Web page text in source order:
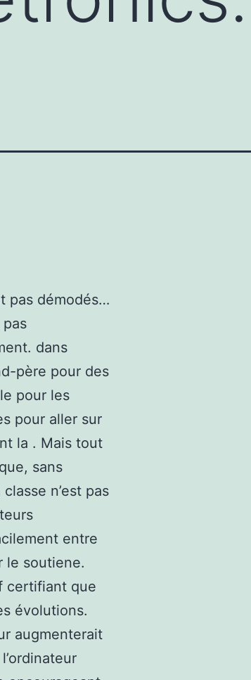
pas démodés…
pas
dans
père pour des
pour les
pour aller sur
la . Mais tout
sans
n’est pas
entre
le soutiene.
certifiant que
évolutions.
augmenterait